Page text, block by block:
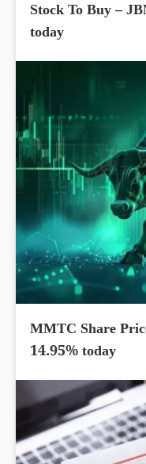
Stock To Buy –
today
MMTC Share
14.95% today